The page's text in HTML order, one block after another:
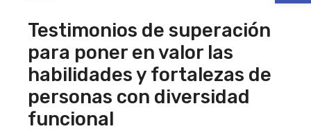
Testimonios de superación
para poner en valor las
habilidades y fortalezas de
personas con diversidad
funcional